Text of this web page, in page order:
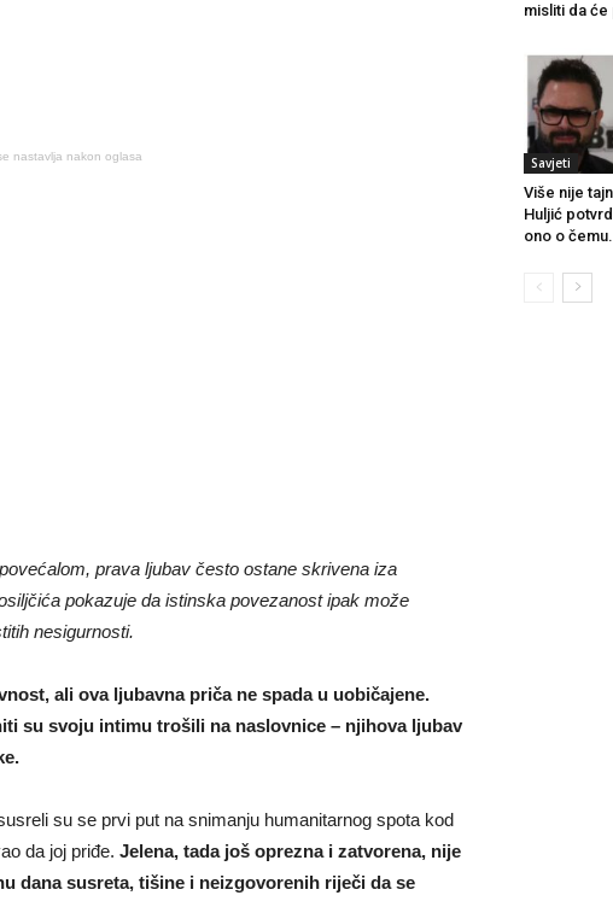
nastavlja nakon oglasa
prava ljubav često ostane skrivena iza
pokazuje da istinska povezanost ipak može
nesigurnosti.
ali ova ljubavna priča ne spada u uobičajene.
su svoju intimu trošili na naslovnice – njihova ljubav
su se prvi put na snimanju humanitarnog spota kod
da joj priđe. Jelena, tada još oprezna i zatvorena, nije
dana susreta, tišine i neizgovorenih riječi da se
misliti da
Savjeti
Više nije
Huljić
ono o